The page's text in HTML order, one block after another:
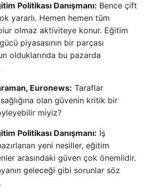
Politikası Danışmanı: Bence çift
yararlı. Hemen hemen tüm
olmaz aktiviteye konur. Eğitim
piyasasının bir parçası
olduklarında bu pazarda
Euronews: Taraflar
olan güvenin kritik bir
miyiz?
Politikası Danışmanı: İş
yeni nesiller, eğitim
arasındaki güven çok önemlidir.
geleceği gibi sorunlar söz